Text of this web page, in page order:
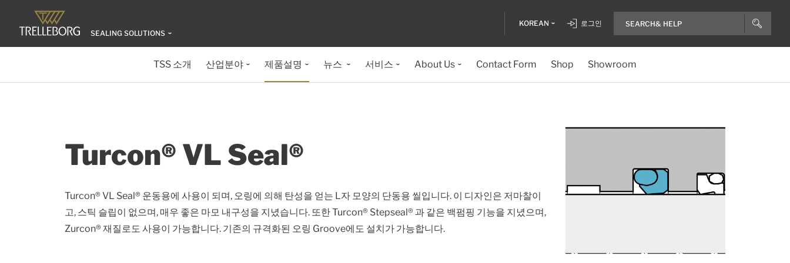
SEALING SOLUTIONS
KOREAN 로그인
TSS 소개 산업분야 제품설명 뉴스 서비스 About Us Contact Form Shop Showroom
Turcon® VL Seal®
Turcon® VL Seal® 운동용에 사용이 되며, 오링에 의해 탄성을 얻는 L자 모양의 단동용 씰입니다. 이 디자인은 저마찰이
고, 스틱 슬립이 없으며, 매우 좋은 마모 내구성을 지녔습니다. 또한 Turcon® Stepseal® 과 같은 백펌핑 기능을 지녔으며,
Zurcon® 재질로도 사용이 가능합니다. 기존의 규격화된 오링 Groove에도 설치가 가능합니다.